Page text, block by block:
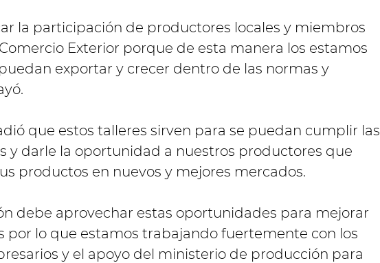
la participación de productores locales y miembros
Exterior porque de esta manera los estamos
exportar y crecer dentro de las normas y
que estos talleres sirven para se puedan cumplir las
y darle la oportunidad a nuestros productores que
productos en nuevos y mejores mercados.
debe aprovechar estas oportunidades para mejorar
por lo que estamos trabajando fuertemente con los
y el apoyo del ministerio de producción para